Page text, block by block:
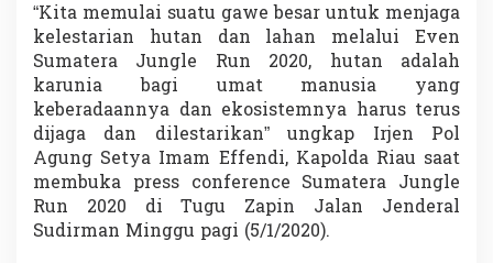
“Kita memulai suatu gawe besar untuk menjaga
kelestarian hutan dan lahan melalui Even
Sumatera Jungle Run 2020, hutan adalah
karunia bagi umat manusia yang
keberadaannya dan ekosistemnya harus terus
dijaga dan dilestarikan” ungkap Irjen Pol
Agung Setya Imam Effendi, Kapolda Riau saat
membuka press conference Sumatera Jungle
Run 2020 di Tugu Zapin Jalan Jenderal
Sudirman Minggu pagi (5/1/2020).